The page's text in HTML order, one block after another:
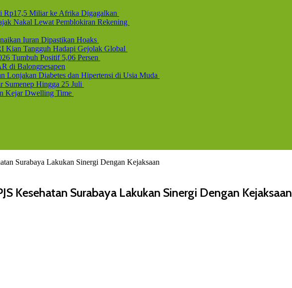
Rp17,5 Miliar ke Afrika Digagalkan
Nakal Lewat Pemblokiran Rekening
Iuran Dipastikan Hoaks
Kian Tangguh Hadapi Gejolak Global
Tumbuh Positif 5,06 Persen
di Balongpesapen
Lonjakan Diabetes dan Hipertensi di Usia Muda
Sumenep Hingga 25 Juli
Kejar Dwelling Time
Surabaya Lakukan Sinergi Dengan Kejaksaan
Kesehatan Surabaya Lakukan Sinergi Dengan Kejaksaan